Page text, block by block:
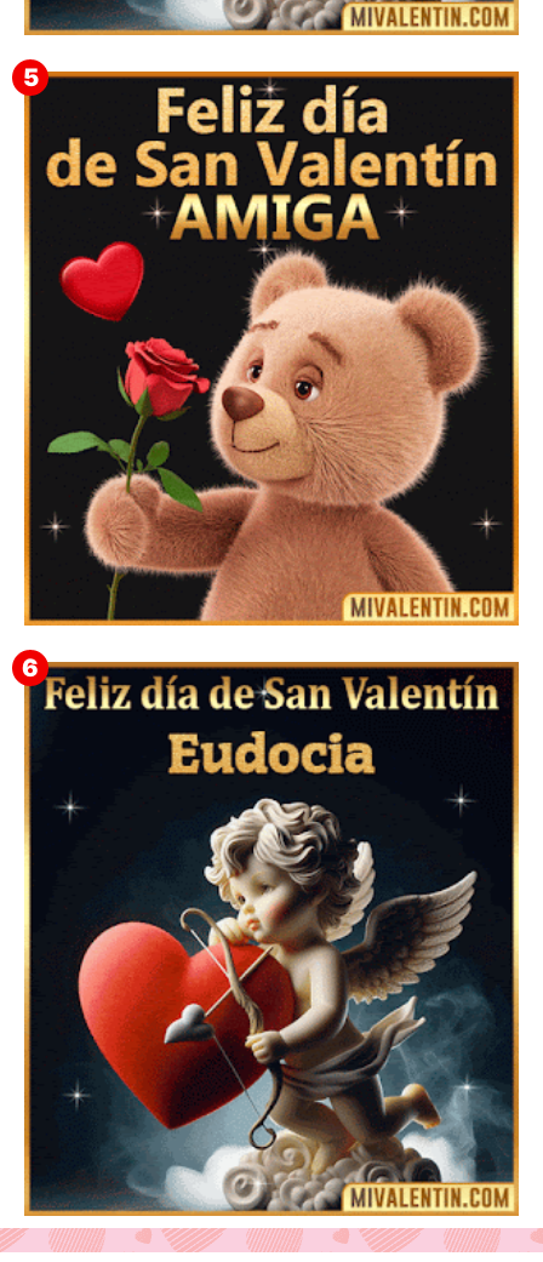
Feliz San Valentín Valeska
Mensajes Tarjetas y GiF de San Valentín para Amigas